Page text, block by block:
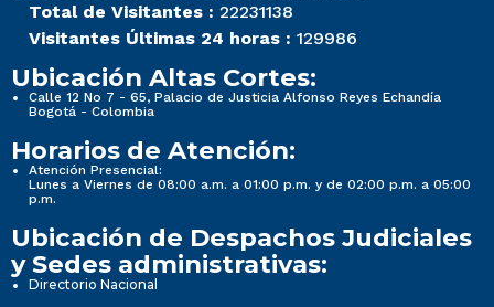
Total de Visitantes : 22231138
Visitantes Últimas 24 horas : 129986
Ubicación Altas Cortes:
Calle 12 No 7 - 65, Palacio de Justicia Alfonso Reyes Echandía
Bogotá - Colombia
Horarios de Atención:
Atención Presencial:
Lunes a Viernes de 08:00 a.m. a 01:00 p.m. y de 02:00 p.m. a 05:00
p.m.
Ubicación de Despachos Judiciales
y Sedes administrativas:
Directorio Nacional